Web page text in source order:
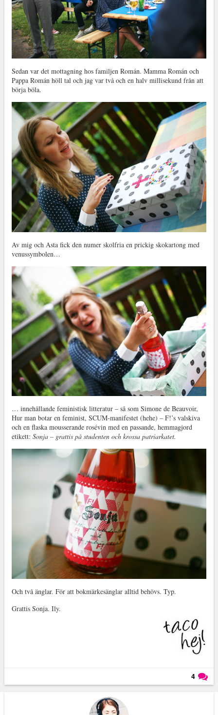
Sedan var det mottagning hos familjen Román. Mamma Román och
Pappa Román höll tal och jag var två och en halv millisekund från att
börja böla.
Av mig och Asta fick den numer skolfria en prickig skokartong med
venussymbolen…
… innehållande feministisk litteratur – så som Simone de Beauvoir,
Hur man botar en feminist, SCUM-manifestet (hehe) – F!’s valskiva
och en flaska mousserande rosévin med en passande, hemmagjord
etikett: Sonja – grattis på studenten och krossa patriarkatet.
Och två änglar. För att bokmärkesänglar alltid behövs. Typ.
Grattis Sonja. Ily.
4